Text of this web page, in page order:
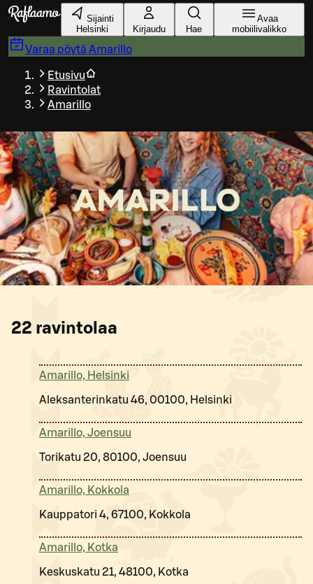
Siirry pääsisältöön
Sijainti
Helsinki
Kirjaudu Hae
Avaa
mobiilivalikko
Varaa pöytä Amarillo
Etusivu
Ravintolat
Amarillo
22 ravintolaa
Amarillo, Helsinki
Aleksanterinkatu 46, 00100, Helsinki
Amarillo, Joensuu
Torikatu 20, 80100, Joensuu
Amarillo, Kokkola
Kauppatori 4, 67100, Kokkola
Amarillo, Kotka
Keskuskatu 21, 48100, Kotka